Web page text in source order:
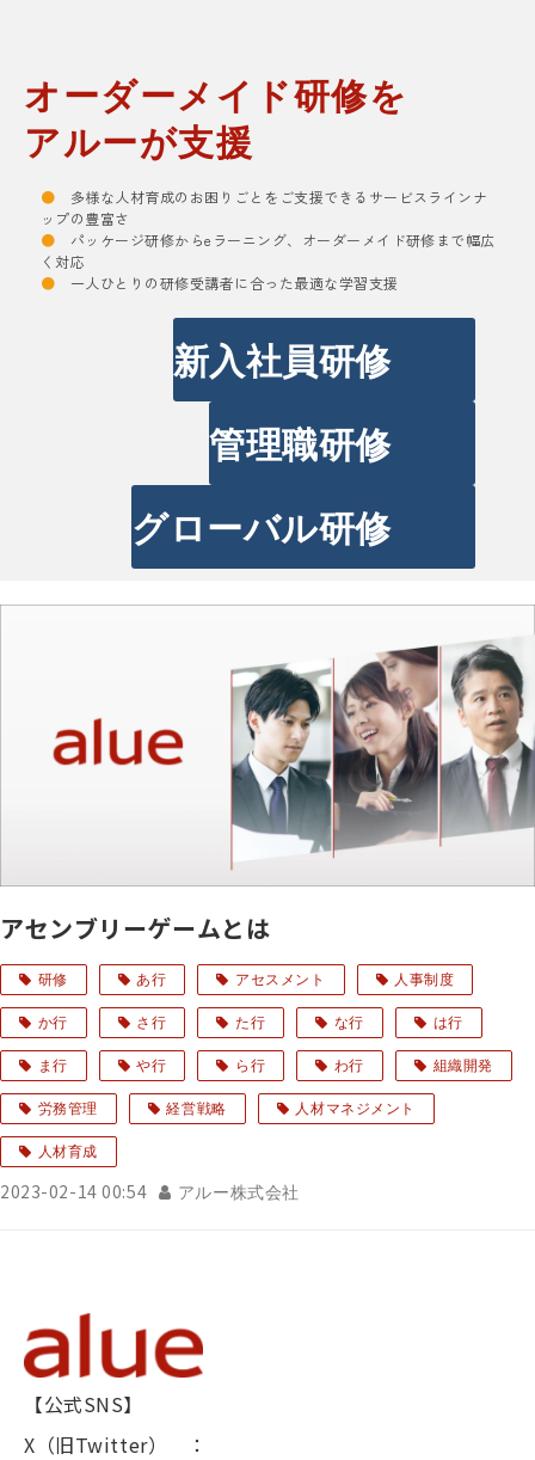
オーダーメイド研修を
アルーが支援
● 多様な人材育成のお困りごとをご支援できるサービスラインナ
ップの豊富さ
● パッケージ研修からeラーニング、オーダーメイド研修まで幅広
く対応
● 一人ひとりの研修受講者に合った最適な学習支援
新入社員研修
管理職研修
グローバル研修
アセンブリーゲームとは
研修 あ行 アセスメント 人事制度
か行 さ行 た行 な行 は行
ま行 や行 ら行 わ行 組織開発
労務管理 経営戦略 人材マネジメント
人材育成
2023-02-14 00:54 アルー株式会社
【公式SNS】
X（旧Twitter） ：